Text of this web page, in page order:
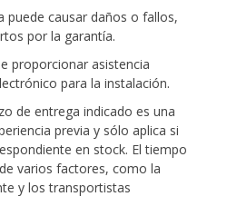
puede causar daños o fallos,
por la garantía.
proporcionar asistencia
para la instalación.
de entrega indicado es una
previa y sólo aplica si
en stock. El tiempo
varios factores, como la
y los transportistas